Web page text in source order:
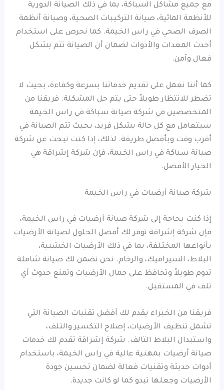
مع جميع مشاكل السباكة، بما في ذلك الصيانة الدورية
للأنظمة المائية، صيانة التركيبات الصحية، وصيانة أنظمة
الصرف الصحي في راس الخيمة. كما نحرص على استخدام
أحدث المعدات والأدوات لضمان أن الصيانة تتم بشكل
فعال وآمن.
كما أننا نعمل على تقديم خدماتنا بسرعة وكفاءة، بحيث لا
تضطر للانتظار طويلاً حتى يتم حل المشكلة. فريقنا من
المتخصصين في شركة صيانة سباكة في راس الخيمة
سيتعامل مع كل حالة بشكل فريد، بحيث تتم الصيانة في
أقرب وقت وبأفضل طريقة. لذلك، إذا كنت تبحث عن شركة
صيانة سباكة في راس الخيمة، فإن شركة إشراقة هي
الخيار الأفضل.
شركة صيانة أرضيات في راس الخيمة
إذا كنت بحاجة إلى شركة صيانة أرضيات في راس الخيمة،
فإن شركة إشراقة توفر لك أفضل الحلول لصيانة الأرضيات
بأنواعها المختلفة، بما في ذلك الأرضيات الخشبية،
البلاط، السيراميك، والرخام. نحن نضمن لك صيانة شاملة
تدوم طويلاً وتحافظ على جمال الأرضيات وتمنع حدوث أي
تلف في المستقبل.
فريقنا من الخبراء يقدم لك أفضل تقنيات الصيانة التي
تشمل تنظيف الأرضيات، إصلاح التكسير والتلف،
واستبدال البلاط التالف. شركة إشراقة تقدم لك خدمات
صيانة أرضيات بمهنية عالية في راس الخيمة، باستخدام
أدوات حديثة وتقنيات فعالة لضمان تحسين جودة
الأرضيات وجعلها تبدو كما لو كانت جديدة.